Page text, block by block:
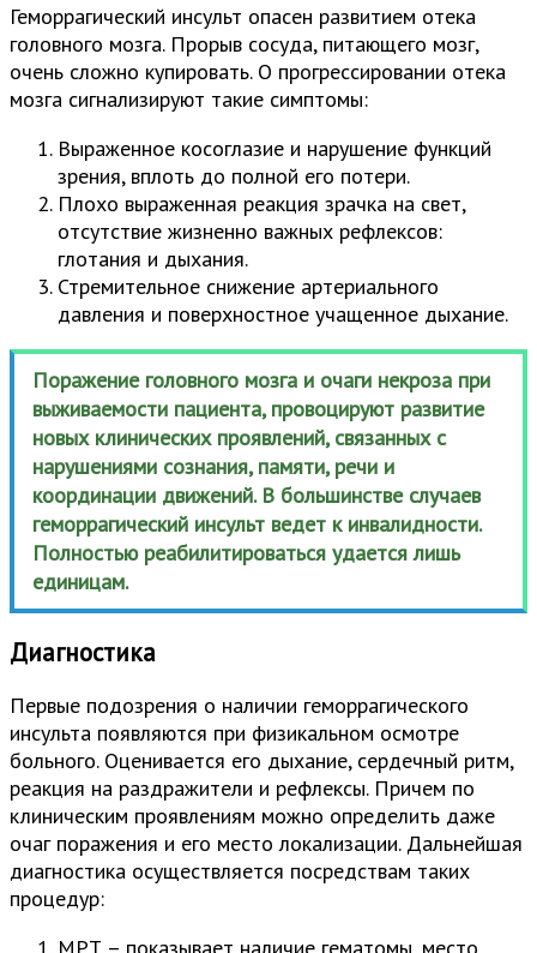
Геморрагический инсульт опасен развитием отека
головного мозга. Прорыв сосуда, питающего мозг,
очень сложно купировать. О прогрессировании отека
мозга сигнализируют такие симптомы:
Выраженное косоглазие и нарушение функций
зрения, вплоть до полной его потери.
Плохо выраженная реакция зрачка на свет,
отсутствие жизненно важных рефлексов:
глотания и дыхания.
Стремительное снижение артериального
давления и поверхностное учащенное дыхание.
Поражение головного мозга и очаги некроза при
выживаемости пациента, провоцируют развитие
новых клинических проявлений, связанных с
нарушениями сознания, памяти, речи и
координации движений. В большинстве случаев
геморрагический инсульт ведет к инвалидности.
Полностью реабилитироваться удается лишь
единицам.
Диагностика
Первые подозрения о наличии геморрагического
инсульта появляются при физикальном осмотре
больного. Оценивается его дыхание, сердечный ритм,
реакция на раздражители и рефлексы. Причем по
клиническим проявлениям можно определить даже
очаг поражения и его место локализации. Дальнейшая
диагностика осуществляется посредствам таких
процедур:
МРТ – показывает наличие гематомы, место